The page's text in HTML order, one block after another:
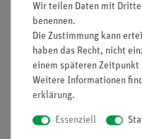
galvanischen Zellen
auftretenden Spannungen
Spannungsreihe nach
Die Schüler werden im
Standard-
Verständnis für deren
Wir teilen Daten mit
benennen.
Die Zustimmung kann
haben das Recht, nicht
einem späteren Zeitpunkt
Weitere Informationen
erklärung.
Essenziell